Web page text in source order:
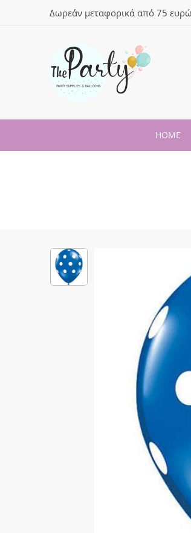
Δωρεάν μεταφορικά από 75
HOME